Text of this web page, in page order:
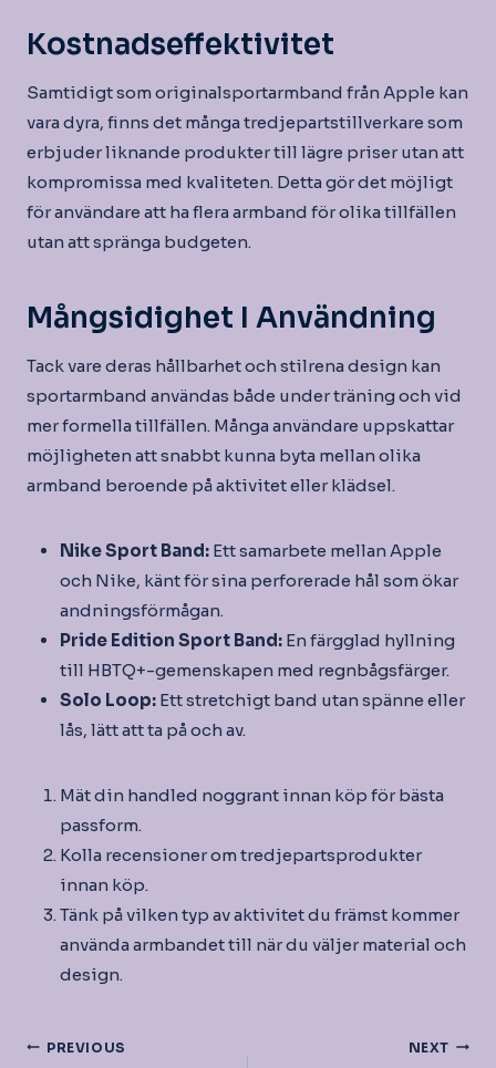
Kostnadseffektivitet
Samtidigt som originalsportarmband från Apple kan
vara dyra, finns det många tredjepartstillverkare som
erbjuder liknande produkter till lägre priser utan att
kompromissa med kvaliteten. Detta gör det möjligt
för användare att ha flera armband för olika tillfällen
utan att spränga budgeten.
Mångsidighet I Användning
Tack vare deras hållbarhet och stilrena design kan
sportarmband användas både under träning och vid
mer formella tillfällen. Många användare uppskattar
möjligheten att snabbt kunna byta mellan olika
armband beroende på aktivitet eller klädsel.
Nike Sport Band: Ett samarbete mellan Apple
och Nike, känt för sina perforerade hål som ökar
andningsförmågan.
Pride Edition Sport Band: En färgglad hyllning
till HBTQ+-gemenskapen med regnbågsfärger.
Solo Loop: Ett stretchigt band utan spänne eller
lås, lätt att ta på och av.
Mät din handled noggrant innan köp för bästa
passform.
Kolla recensioner om tredjepartsprodukter
innan köp.
Tänk på vilken typ av aktivitet du främst kommer
använda armbandet till när du väljer material och
design.
Inläggsnavigering
PREVIOUS NEXT